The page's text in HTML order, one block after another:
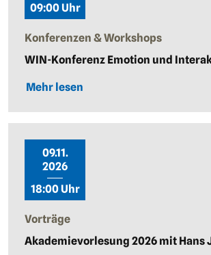
09:00 Uhr
Konferenzen & Workshops
WIN-Konferenz Emotion und
Mehr lesen
09.11.
2026
18:00 Uhr
Vorträge
Akademievorlesung 2026 mit Hans